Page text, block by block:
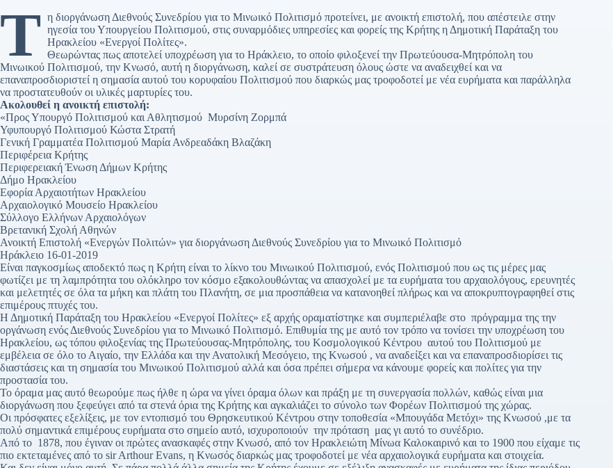
Τ η διοργάνωση Διεθνούς Συνεδρίου για το Μινωικό Πολιτισμό προτείνει, με ανοικτή επιστολή, που απέστειλε στην
ηγεσία του Υπουργείου Πολιτισμού, στις συναρμόδιες υπηρεσίες και φορείς της Κρήτης η Δημοτική Παράταξη του
Ηρακλείου «Ενεργοί Πολίτες».
Θεωρώντας πως αποτελεί υποχρέωση για το Ηράκλειο, το οποίο φιλοξενεί την Πρωτεύουσα-Μητρόπολη του
Μινωικού Πολιτισμού, την Κνωσό, αυτή η διοργάνωση, καλεί σε συστράτευση όλους ώστε να αναδειχθεί και να
επαναπροσδιοριστεί η σημασία αυτού του κορυφαίου Πολιτισμού που διαρκώς μας τροφοδοτεί με νέα ευρήματα και παράλληλα
να προστατευθούν οι υλικές μαρτυρίες του.
Ακολουθεί η ανοικτή επιστολή:
«Προς Υπουργό Πολιτισμού και Αθλητισμού Μυρσίνη Ζορμπά
Υφυπουργό Πολιτισμού Κώστα Στρατή
Γενική Γραμματέα Πολιτισμού Μαρία Ανδρεαδάκη Βλαζάκη
Περιφέρεια Κρήτης
Περιφερειακή Ένωση Δήμων Κρήτης
Δήμο Ηρακλείου
Εφορία Αρχαιοτήτων Ηρακλείου
Αρχαιολογικό Μουσείο Ηρακλείου
Σύλλογο Ελλήνων Αρχαιολόγων
Βρετανική Σχολή Αθηνών
Ανοικτή Επιστολή «Ενεργών Πολιτών» για διοργάνωση Διεθνούς Συνεδρίου για το Μινωικό Πολιτισμό
Ηράκλειο 16-01-2019
Είναι παγκοσμίως αποδεκτό πως η Κρήτη είναι το λίκνο του Μινωικού Πολιτισμού, ενός Πολιτισμού που ως τις μέρες μας
φωτίζει με τη λαμπρότητα του ολόκληρο τον κόσμο εξακολουθώντας να απασχολεί με τα ευρήματα του αρχαιολόγους, ερευνητές
και μελετητές σε όλα τα μήκη και πλάτη του Πλανήτη, σε μια προσπάθεια να κατανοηθεί πλήρως και να αποκρυπτογραφηθεί στις
επιμέρους πτυχές του.
Η Δημοτική Παράταξη του Ηρακλείου «Ενεργοί Πολίτες» εξ αρχής οραματίστηκε και συμπεριέλαβε στο πρόγραμμα της την
οργάνωση ενός Διεθνούς Συνεδρίου για το Μινωικό Πολιτισμό. Επιθυμία της με αυτό τον τρόπο να τονίσει την υποχρέωση του
Ηρακλείου, ως τόπου φιλοξενίας της Πρωτεύουσας-Μητρόπολης, του Κοσμολογικού Κέντρου αυτού του Πολιτισμού με
εμβέλεια σε όλο το Αιγαίο, την Ελλάδα και την Ανατολική Μεσόγειο, της Κνωσού , να αναδείξει και να επαναπροσδιορίσει τις
διαστάσεις και τη σημασία του Μινωικού Πολιτισμού αλλά και όσα πρέπει σήμερα να κάνουμε φορείς και πολίτες για την
προστασία του.
Το όραμα μας αυτό θεωρούμε πως ήλθε η ώρα να γίνει όραμα όλων και πράξη με τη συνεργασία πολλών, καθώς είναι μια
διοργάνωση που ξεφεύγει από τα στενά όρια της Κρήτης και αγκαλιάζει το σύνολο των Φορέων Πολιτισμού της χώρας.
Οι πρόσφατες εξελίξεις, με τον εντοπισμό του Θρησκευτικού Κέντρου στην τοποθεσία «Μπουγάδα Μετόχι» της Κνωσού ,με τα
πολύ σημαντικά επιμέρους ευρήματα στο σημείο αυτό, ισχυροποιούν την πρόταση μας γι αυτό το συνέδριο.
Από το 1878, που έγιναν οι πρώτες ανασκαφές στην Κνωσό, από τον Ηρακλειώτη Μίνωα Καλοκαιρινό και το 1900 που είχαμε τις
πιο εκτεταμένες από το sir Arthour Evans, η Κνωσός διαρκώς μας τροφοδοτεί με νέα αρχαιολογικά ευρήματα και στοιχεία.